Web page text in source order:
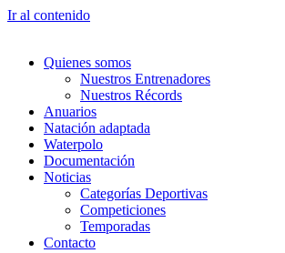
Ir al contenido
Quienes somos
Nuestros Entrenadores
Nuestros Récords
Anuarios
Natación adaptada
Waterpolo
Documentación
Noticias
Categorías Deportivas
Competiciones
Temporadas
Contacto